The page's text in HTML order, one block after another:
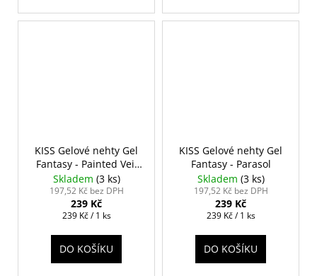
KISS Gelové nehty Gel
Fantasy - Painted Veil
Medium
Skladem (3 ks)
197,52 Kč bez DPH
239 Kč
Měrná
239 Kč / 1 ks
DO KOŠÍKU
KISS Gelové nehty Gel
Fantasy - Parasol
Skladem (3 ks)
197,52 Kč bez DPH
239 Kč
Měrná
239 Kč / 1 ks
DO KOŠÍKU